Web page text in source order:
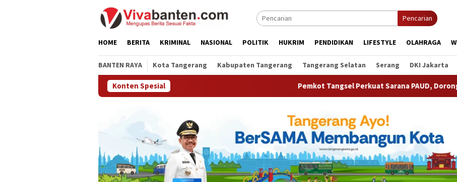
Pencarian
HOME BERITA KRIMINAL NASIONAL POLITIK HUKRIM PENDIDIKAN LIFESTYLE OLAHRAGA
BANTEN RAYA Kota Tangerang Kabupaten Tangerang Tangerang Selatan Serang DKI Jakarta
Konten Spesial Pemkot Tangsel Perkuat Sarana PAUD, Dorong Partisipasi